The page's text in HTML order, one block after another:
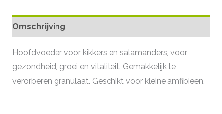
Omschrijving
Hoofdvoeder voor kikkers en salamanders, voor
gezondheid, groei en vitaliteit. Gemakkelijk te
verorberen granulaat. Geschikt voor kleine amfibieën.